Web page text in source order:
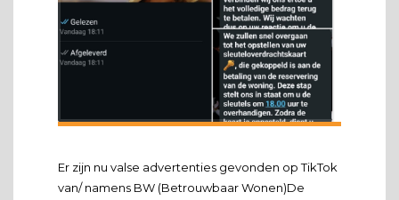
Er zijn nu valse advertenties gevonden op TikTok
van/ namens BW (Betrouwbaar Wonen)De